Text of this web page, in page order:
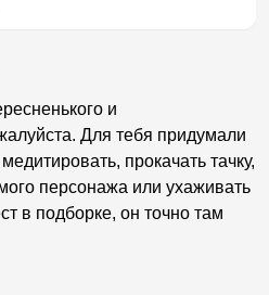
и
Для тебя придумали
прокачать тачку,
персонажа или ухаживать
в подборке, он точно там